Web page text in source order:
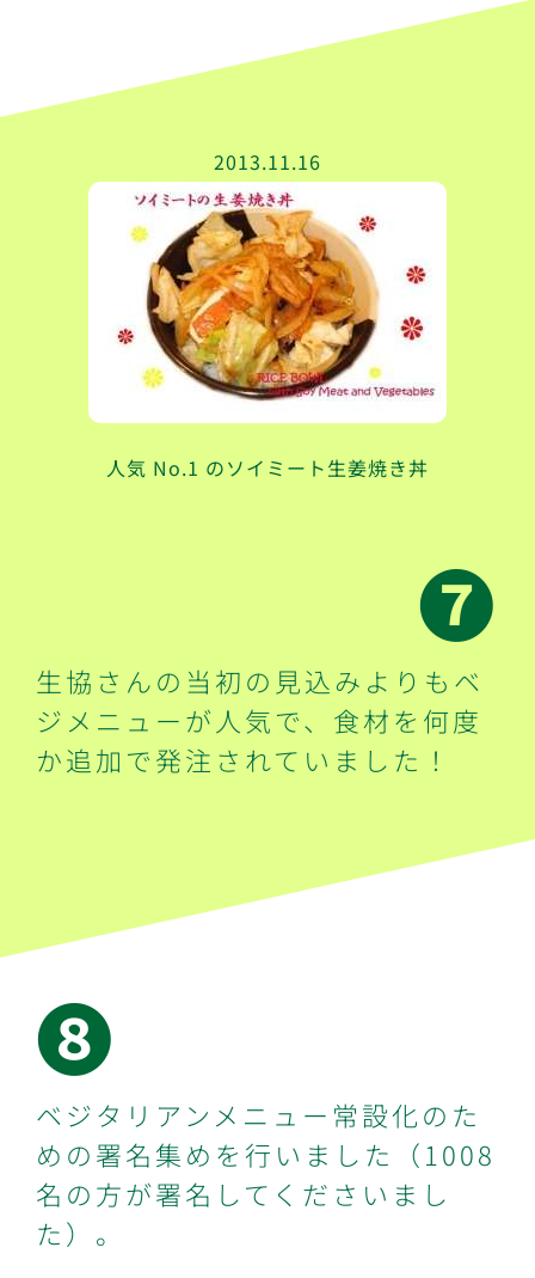
2013.11.16
人気 No.1 のソイミート生姜焼き丼
➐
生協さんの当初の見込みよりもベ
ジメニューが人気で、食材を何度
か追加で発注されていました！
➑
ベジタリアンメニュー常設化のた
めの署名集めを行いました（1008
名の方が署名してくださいまし
た）。